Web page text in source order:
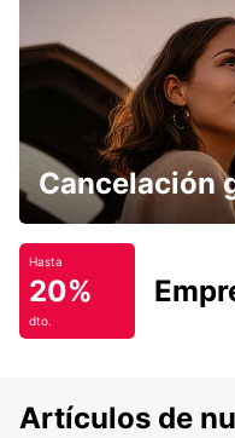
PARÍS PARQUE DE
PARIS - FRANCE
Cancelación
Hasta
20%
dto.
Artículos de